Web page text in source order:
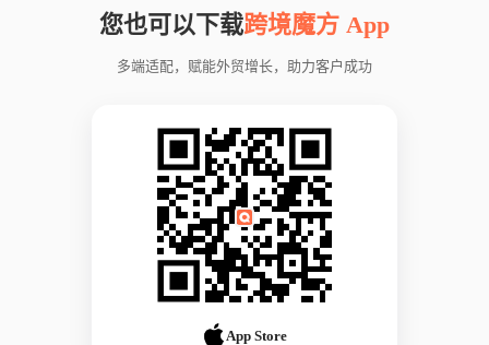
您也可以下载跨境魔方 App
多端适配，赋能外贸增长，助力客户成功
App Store